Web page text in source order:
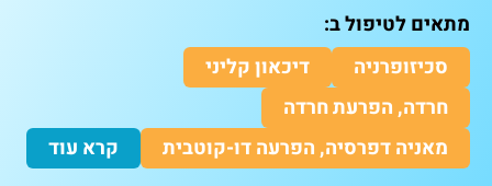
מתאים לטיפול ב:
סכיזופרניה
דיכאון קליני
חרדה, הפרעת חרדה
מאניה דפרסיה, הפרעה דו-קוטבית
קרא עוד